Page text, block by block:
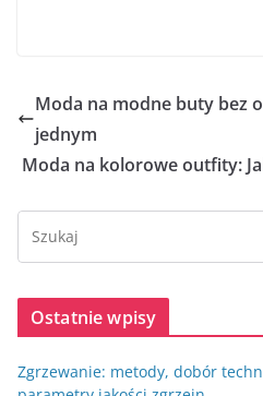
Moda na modne buty bez
jednym
Moda na kolorowe outfity:
Ostatnie wpisy
Zgrzewanie: metody, dobór